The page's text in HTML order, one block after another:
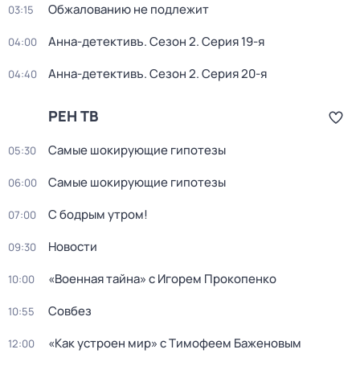
03:15 Обжалованию не подлежит
04:00 Анна-детективъ. Сезон 2. Серия 19-я
04:40 Анна-детективъ. Сезон 2. Серия 20-я
РЕН ТВ
05:30 Самые шoкиpующие гипотезы
06:00 Самые шoкиpующие гипотезы
07:00 С бодрым утром!
09:30 Новости
10:00 «Военная тайна» с Игорем Прокопенко
10:55 Совбез
12:00 «Как устроен мир» с Тимофеем Баженовым